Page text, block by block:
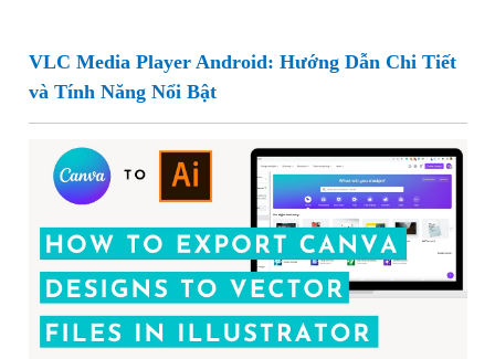
VLC Media Player Android: Hướng Dẫn Chi Tiết
và Tính Năng Nổi Bật